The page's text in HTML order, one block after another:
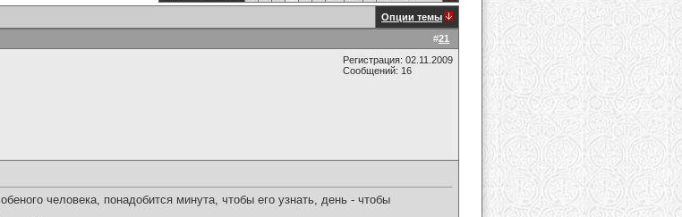
Опции темы
#21
Регистрация: 02.11.2009
Сообщений: 16
человека, понадобится минута, чтобы его узнать, день - чтобы